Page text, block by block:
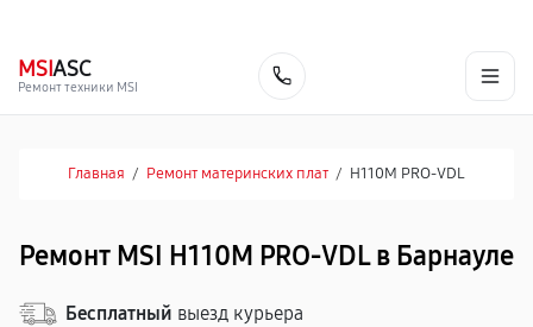
MSIASC
Ремонт техники MSI
Главная / Ремонт материнских плат / H110M PRO-VDL
Ремонт MSI H110M PRO-VDL в Барнауле
Бесплатный выезд курьера